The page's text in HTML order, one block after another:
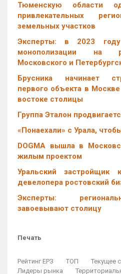
Тюменскую области
привлекательных
земельных участков
Эксперты: в 2023 году
монополизации на
Московского и
Брусника начинает
первого объекта в
востоке столицы
Группа Эталон
«Понаехали» с Урала,
DOGMA вышла в
жилым проектом
Уральский застройщик
девелопера ростовский
Эксперты:
завоевывают столицу
Печать
Рейтинг ЕРЗ ТОП
Текущее
Лидеры рынка